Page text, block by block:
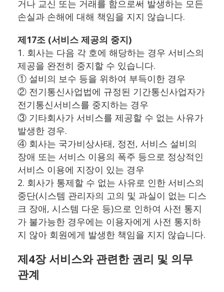
거나 교신 또는 거래를 함으로써 발생하는 모든
손실과 손해에 대해 책임을 지지 않습니다.
제17조 (서비스 제공의 중지)
1. 회사는 다음 각 호에 해당하는 경우 서비스의
제공을 완전히 중지할 수 있습니다.
① 설비의 보수 등을 위하여 부득이한 경우
② 전기통신사업법에 규정된 기간통신사업자가
전기통신서비스를 중지하는 경우
③ 기타회사가 서비스를 제공할 수 없는 사유가
발생한 경우.
④ 회사는 국가비상사태, 정전, 서비스 설비의
장애 또는 서비스 이용의 폭주 등으로 정상적인
서비스 이용에 지장이 있는 경우
2. 회사가 통제할 수 없는 사유로 인한 서비스의
중단(시스템 관리자의 고의 및 과실이 없는 디스
크 장애, 시스템 다운 등)으로 인하여 사전 통지
가 불가능한 경우에는 이용자에게 사전 통지하
지 않아 회원에게 발생한 책임을 지지 않습니다.
제4장 서비스와 관련한 권리 및 의무
관계